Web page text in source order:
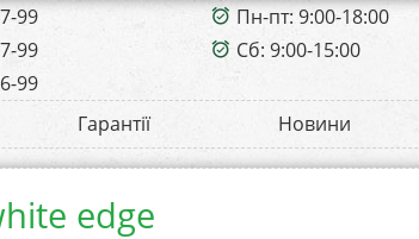
99
99
99
alarm_on Пн-пт: 9:00-18:00
alarm_on Сб: 9:00-15:00
Гарантії Новини
edge